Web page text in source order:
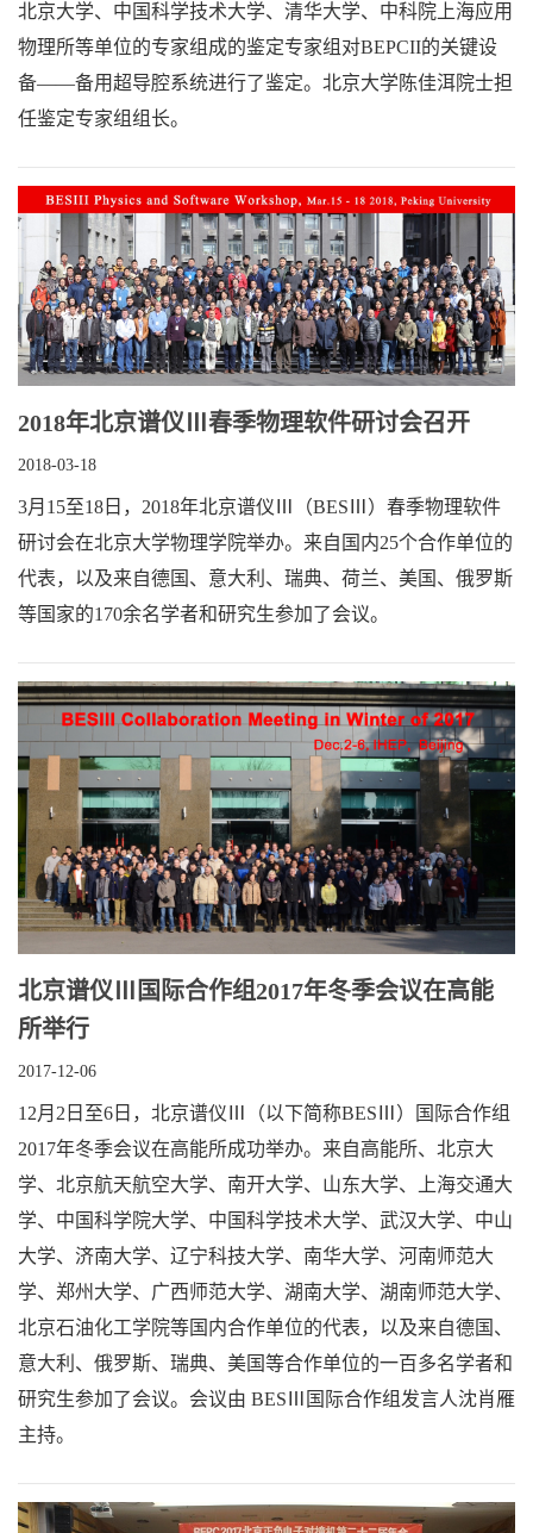
北京大学、中国科学技术大学、清华大学、中科院上海应用
物理所等单位的专家组成的鉴定专家组对BEPCII的关键设
备——备用超导腔系统进行了鉴定。北京大学陈佳洱院士担
任鉴定专家组组长。
2018年北京谱仪Ⅲ春季物理软件研讨会召开
2018-03-18
3月15至18日，2018年北京谱仪Ⅲ（BESⅢ）春季物理软件
研讨会在北京大学物理学院举办。来自国内25个合作单位的
代表，以及来自德国、意大利、瑞典、荷兰、美国、俄罗斯
等国家的170余名学者和研究生参加了会议。
北京谱仪Ⅲ国际合作组2017年冬季会议在高能
所举行
2017-12-06
12月2日至6日，北京谱仪Ⅲ（以下简称BESⅢ）国际合作组
2017年冬季会议在高能所成功举办。来自高能所、北京大
学、北京航天航空大学、南开大学、山东大学、上海交通大
学、中国科学院大学、中国科学技术大学、武汉大学、中山
大学、济南大学、辽宁科技大学、南华大学、河南师范大
学、郑州大学、广西师范大学、湖南大学、湖南师范大学、
北京石油化工学院等国内合作单位的代表，以及来自德国、
意大利、俄罗斯、瑞典、美国等合作单位的一百多名学者和
研究生参加了会议。会议由 BESⅢ国际合作组发言人沈肖雁
主持。